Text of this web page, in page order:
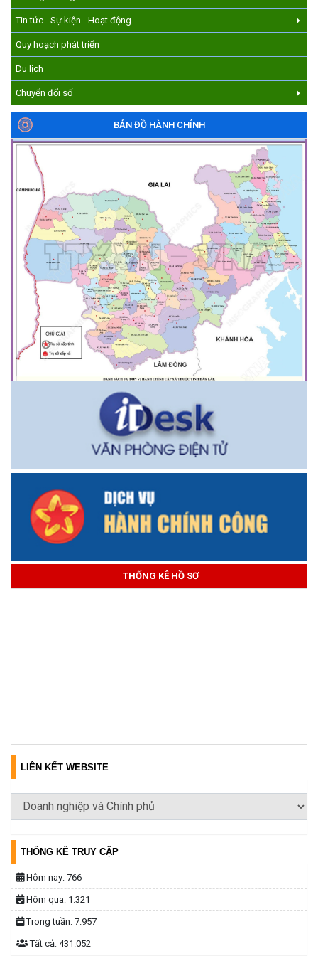
Tin tức - Sự kiện - Hoạt động
Quy hoạch phát triển
Du lịch
Chuyển đổi số
BẢN ĐỒ HÀNH CHÍNH
THỐNG KÊ HỒ SƠ
LIÊN KẾT WEBSITE
THỐNG KÊ TRUY CẬP
Hôm nay: 766
Hôm qua: 1.321
Trong tuần: 7.957
Tất cả: 431.052